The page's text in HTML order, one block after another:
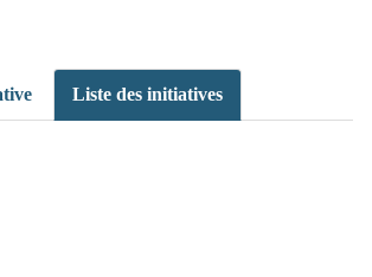
Liste des initiatives